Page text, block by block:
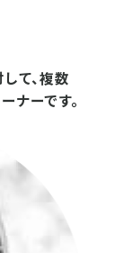
て、複数
ナーです。